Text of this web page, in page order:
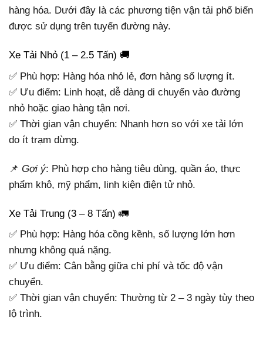
hàng hóa. Dưới đây là các phương tiện vận tải phổ biến
được sử dụng trên tuyến đường này.
Xe Tải Nhỏ (1 – 2.5 Tấn) 🚚
✅ Phù hợp: Hàng hóa nhỏ lẻ, đơn hàng số lượng ít.
✅ Ưu điểm: Linh hoạt, dễ dàng di chuyển vào đường
nhỏ hoặc giao hàng tận nơi.
✅ Thời gian vận chuyển: Nhanh hơn so với xe tải lớn
do ít trạm dừng.
📌 Gợi ý: Phù hợp cho hàng tiêu dùng, quần áo, thực
phẩm khô, mỹ phẩm, linh kiện điện tử nhỏ.
Xe Tải Trung (3 – 8 Tấn) 🚛
✅ Phù hợp: Hàng hóa cồng kềnh, số lượng lớn hơn
nhưng không quá nặng.
✅ Ưu điểm: Cân bằng giữa chi phí và tốc độ vận
chuyển.
✅ Thời gian vận chuyển: Thường từ 2 – 3 ngày tùy theo
lộ trình.